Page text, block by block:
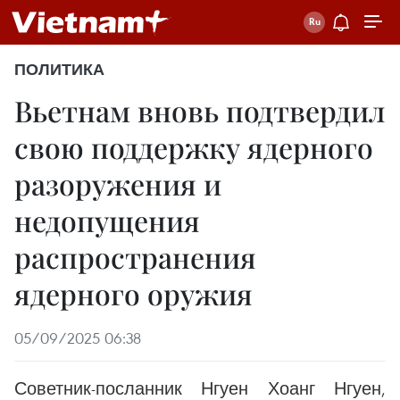
ПОЛИТИКА
Вьетнам вновь подтвердил
свою поддержку ядерного
разоружения и
недопущения
распространения
ядерного оружия
05/09/2025 06:38
Советник-посланник Нгуен Хоанг Нгуен,